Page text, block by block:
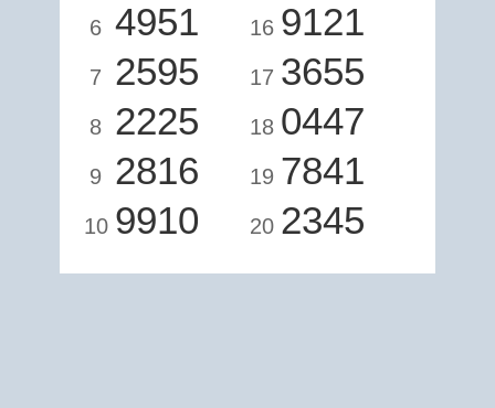
6 4951
7 2595
8 2225
9 2816
10 9910
16 9121
17 3655
18 0447
19 7841
20 2345